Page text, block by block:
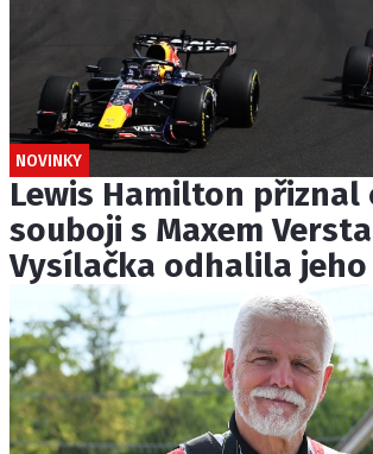
NOVINKY
Lewis Hamilton přiznal
souboji s Maxem
Vysílačka odhalila jeho